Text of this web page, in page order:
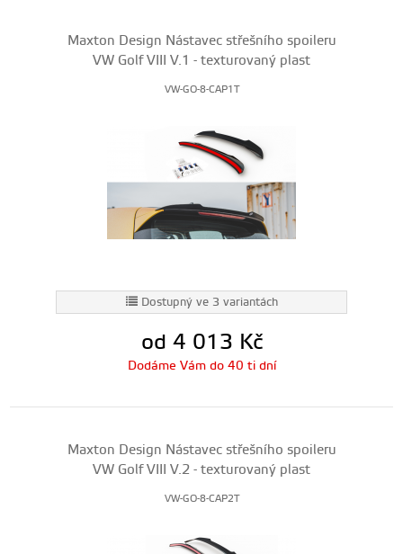
Maxton Design Nástavec střešního spoileru
VW Golf VIII V.1 - texturovaný plast
VW-GO-8-CAP1T
Dostupný ve 3 variantách
od 4 013 Kč
Dodáme Vám do 40 ti dní
Maxton Design Nástavec střešního spoileru
VW Golf VIII V.2 - texturovaný plast
VW-GO-8-CAP2T